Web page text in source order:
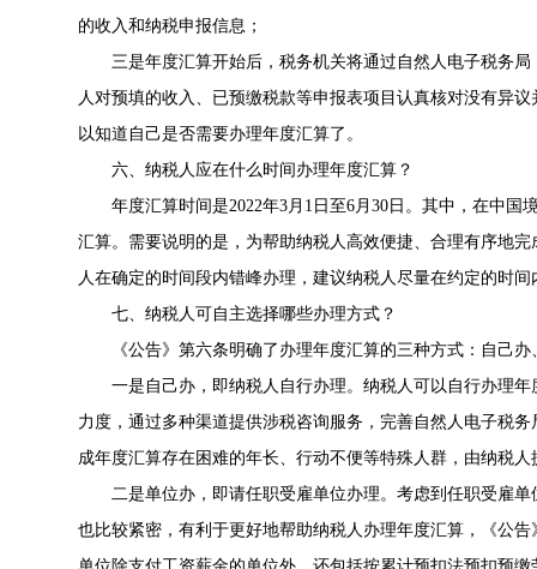
的收入和纳税申报信息；
三是年度汇算开始后，税务机关将通过自然人电子税务
人对预填的收入、已预缴税款等申报表项目认真核对没有异
以知道自己是否需要办理年度汇算了。
六、纳税人应在什么时间办理年度汇算？
年度汇算时间是2022年3月1日至6月30日。其中，在中
汇算。需要说明的是，为帮助纳税人高效便捷、合理有序地
人在确定的时间段内错峰办理，建议纳税人尽量在约定的时
七、纳税人可自主选择哪些办理方式？
《公告》第六条明确了办理年度汇算的三种方式：自己
一是自己办，即纳税人自行办理。纳税人可以自行办理
力度，通过多种渠道提供涉税咨询服务，完善自然人电子税
成年度汇算存在困难的年长、行动不便等特殊人群，由纳税
二是单位办，即请任职受雇单位办理。考虑到任职受雇
也比较紧密，有利于更好地帮助纳税人办理年度汇算，《公